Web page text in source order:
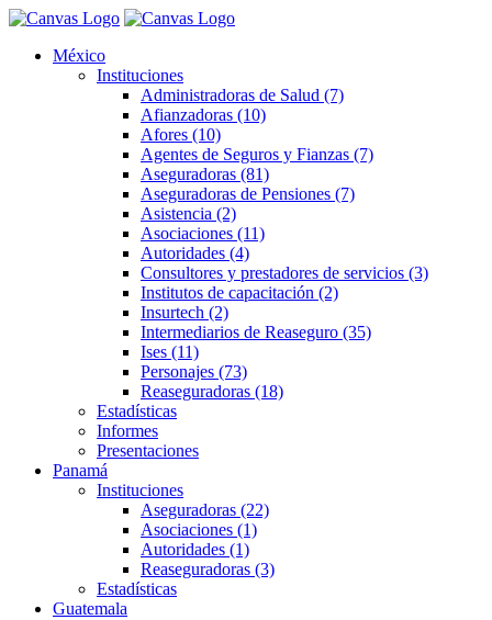
México
Instituciones
Administradoras de Salud (7)
Afianzadoras (10)
Afores (10)
Agentes de Seguros y Fianzas (7)
Aseguradoras (81)
Aseguradoras de Pensiones (7)
Asistencia (2)
Asociaciones (11)
Autoridades (4)
Consultores y prestadores de servicios (3)
Institutos de capacitación (2)
Insurtech (2)
Intermediarios de Reaseguro (35)
Ises (11)
Personajes (73)
Reaseguradoras (18)
Estadísticas
Informes
Presentaciones
Panamá
Instituciones
Aseguradoras (22)
Asociaciones (1)
Autoridades (1)
Reaseguradoras (3)
Estadísticas
Guatemala